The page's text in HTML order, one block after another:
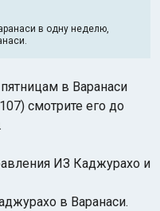
в одну неделю,
в Варанаси
смотрите его до
ИЗ Каджурахо и
в Варанаси.